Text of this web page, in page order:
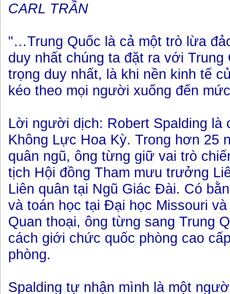
CARL TRẦN
"…Trung Quốc là cả một trò lừa
duy nhất chúng ta đặt ra với Trung
trọng duy nhất, là khi nền kinh tế
kéo theo mọi người xuống đến
Lời người dịch: Robert Spalding là
Không Lực Hoa Kỳ. Trong hơn 25
quân ngũ, ông từng giữ vai trò
tịch Hội đồng Tham mưu trưởng
Liên quân tại Ngũ Giác Đài. Có
và toán học tại Đại học Missouri
Quan thoại, ông từng sang Trung
cách giới chức quốc phòng cao
phòng.
Spalding tự nhận mình là một